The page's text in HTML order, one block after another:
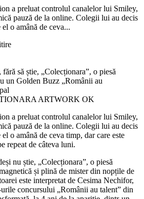
a preluat controlul canalelor lui Smiley,
pauză de la online. Colegii lui au decis
el o amână de ceva...
ARTWORK OK
a preluat controlul canalelor lui Smiley,
pauză de la online. Colegii lui au decis
el o amână de ceva timp, dar care este
repeat de câteva luni.
nu știe, „Colecționara”, o piesă
și plină de mister din nopțile de
este interpretat de Cesima Nechifor,
concursului „Românii au talent” din